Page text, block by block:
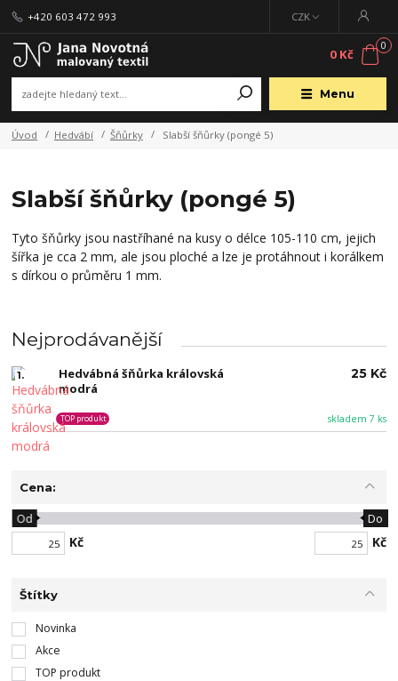
Menu
CZK
+420 603 472 993
0
0 Kč
Úvod Hedvábí Šňůrky Slabší šňůrky (pongé 5)
Slabší šňůrky (pongé 5)
Tyto šňůrky jsou nastříhané na kusy o délce 105-110 cm, jejich
šířka je cca 2 mm, ale jsou ploché a lze je protáhnout i korálkem
s dírkou o průměru 1 mm.
Nejprodávanější
1.
Hedvábná šňůrka královská
modrá
skladem 7 ks
TOP produkt
25 Kč
Cena:
Kč
Od Do
Kč
Štítky
Novinka
Akce
TOP produkt